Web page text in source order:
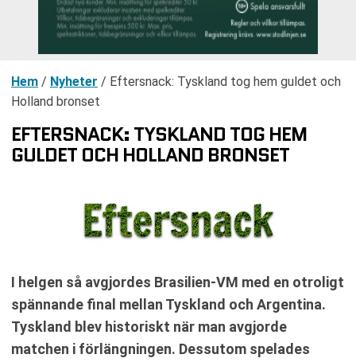
Hem / Nyheter / Eftersnack: Tyskland tog hem guldet och
Holland bronset
EFTERSNACK: TYSKLAND TOG HEM
GULDET OCH HOLLAND BRONSET
I helgen så avgjordes Brasilien-VM med en otroligt
spännande final mellan Tyskland och Argentina.
Tyskland blev historiskt när man avgjorde
matchen i förlängningen. Dessutom spelades